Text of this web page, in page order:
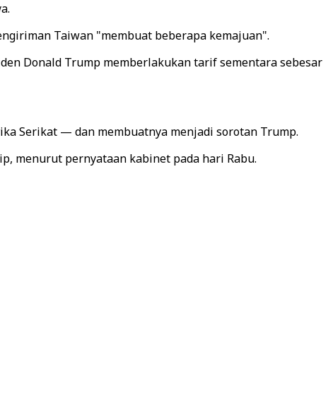
Taiwan "membuat beberapa kemajuan".
Donald Trump memberlakukan tarif sementara sebesar
Serikat — dan membuatnya menjadi sorotan Trump.
menurut pernyataan kabinet pada hari Rabu.